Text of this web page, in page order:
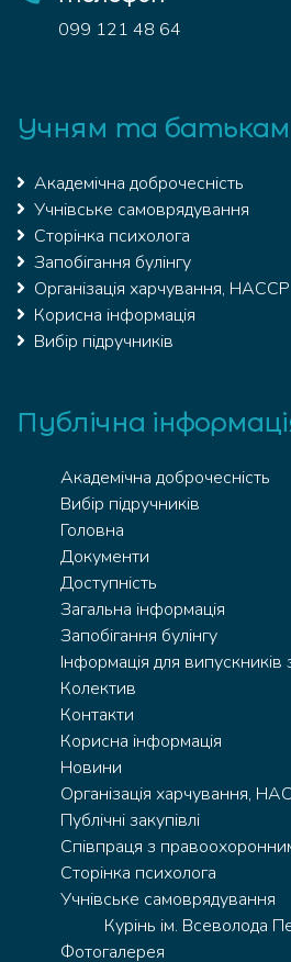
099 121 48 64
Учням та батькам
Академічна доброчесність
Учнівське самоврядування
Сторінка психолога
Запобігання булінгу
Організація харчування, HACCP
Корисна інформація
Вибір підручників
Публічна
Академічна доброчесність
Вибір підручників
Головна
Документи
Доступність
Загальна інформація
Запобігання булінгу
Інформація для випускників
Колектив
Контакти
Корисна інформація
Новини
Організація харчування,
Публічні закупівлі
Співпраця з
Сторінка психолога
Учнівське самоврядування
Курінь ім. Всеволода
Фотогалерея